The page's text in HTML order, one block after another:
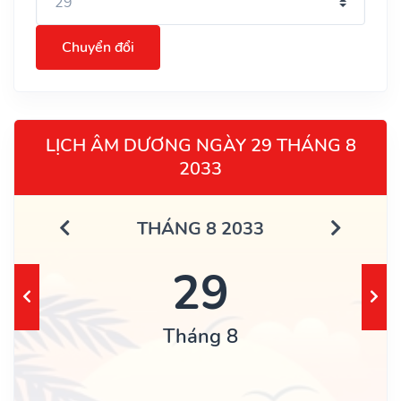
Chuyển đổi
LỊCH ÂM DƯƠNG NGÀY 29 THÁNG 8
2033
THÁNG 8 2033
29
Tháng 8